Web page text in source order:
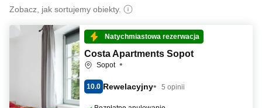
Zobacz, jak sortujemy obiekty.
Natychmiastowa rezerwacja
Costa Apartments Sopot
Sopot
10.0 Rewelacyjny 5 opinii